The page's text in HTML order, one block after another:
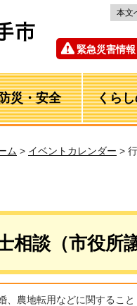
本文
緊急災害情報
災・安全 くら
ム > イベントカレンダー >
相談（市役所
、農地転用などに関すること